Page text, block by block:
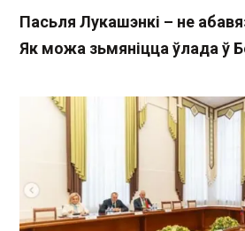
Пасьля Лукашэнкі – не
Як можа зьмяніцца ўлада ў